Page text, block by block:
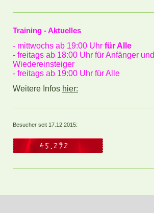
Training - Aktuelles
- mittwochs ab 19:00 Uhr für Alle
- freitags ab 18:00 Uhr für Anfänger und
Wiedereinsteiger
- freitags ab 19:00 Uhr für Alle
Weitere Infos hier:
Besucher seit 17.12.2015: